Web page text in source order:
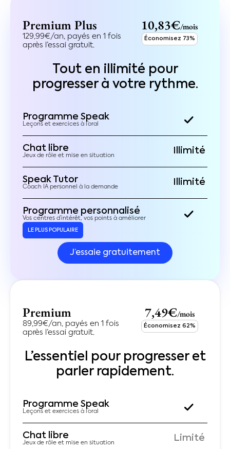
Premium Plus
129,99€/an, payés en 1 fois
après l’essai gratuit.
10,83€/mois
Économisez 73%
Tout en illimité pour
progresser à votre rythme.
Programme Speak
Leçons et exercices à l’oral
Chat libre
Jeux de rôle et mise en situation Illimité
Speak Tutor
Coach IA personnel à la demande Illimité
Programme personnalisé
Vos centres d’intérêt, vos points à améliorer
LE PLUS POPULAIRE
J’essaie gratuitement
Premium
89,99€/an, payés en 1 fois
après l’essai gratuit.
7,49€/mois
Économisez 62%
L’essentiel pour progresser et
parler rapidement.
Programme Speak
Leçons et exercices à l’oral
Chat libre
Jeux de rôle et mise en situation Limité